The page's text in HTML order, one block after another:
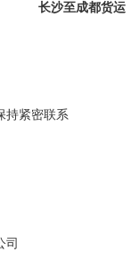
长沙至成都货运
持紧密联系
司